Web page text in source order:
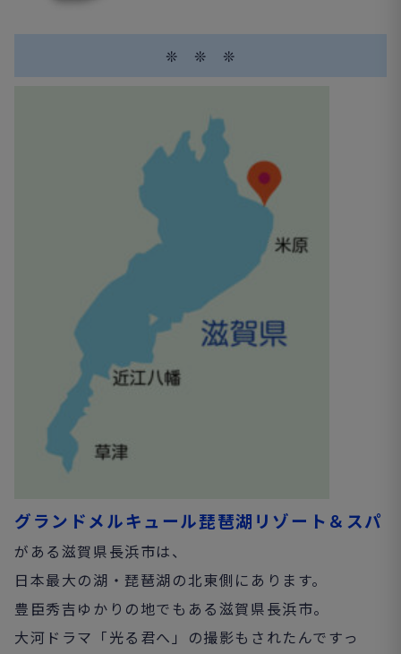
❊ ❊ ❊
グランドメルキュール琵琶湖リゾート＆スパ
がある滋賀県長浜市は、
日本最大の湖・琵琶湖の北東側にあります。
豊臣秀吉ゆかりの地でもある滋賀県長浜市。
大河ドラマ「光る君へ」の撮影もされたんですっ